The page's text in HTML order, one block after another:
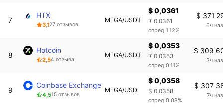
7
HTX
3,127 отзывов
MEGA/USDT
$ 0,0361
₮ 0,0361
спред 1.12%
$ 371
6ч
8
Hotcoin
2,54 отзыва
MEGA/USDT
$ 0,0353
₮ 0,0353
спред 0.11%
$ 309
3ч
9
Coinbase Exchange
4,515 отзывов
MEGA/USD
$ 0,0358
$ 0,0358
спред 0.08%
$ 307
7ч